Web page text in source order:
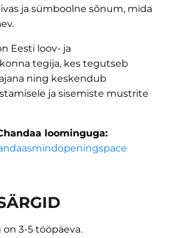
ja sümboolne sõnum, mida
Eesti loov- ja
tegija, kes tegutseb
ning keskendub
ja sisemiste mustrite
loominguga:
3-5 tööpäeva.